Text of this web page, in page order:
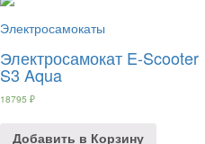
Электросамокаты
Электросамокат E-Scooter
S3 Aqua
18795 ₽
Добавить в Корзину